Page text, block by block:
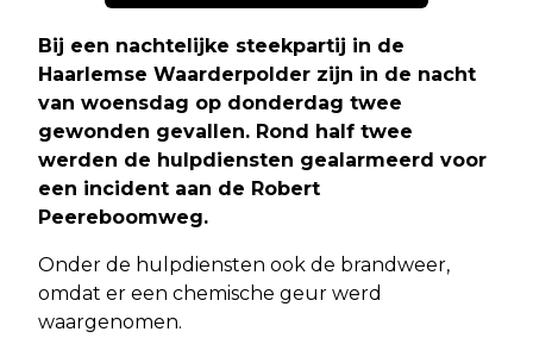
Bij een nachtelijke steekpartij in de
Haarlemse Waarderpolder zijn in de nacht
van woensdag op donderdag twee
gewonden gevallen. Rond half twee
werden de hulpdiensten gealarmeerd voor
een incident aan de Robert
Peereboomweg.
Onder de hulpdiensten ook de brandweer,
omdat er een chemische geur werd
waargenomen.